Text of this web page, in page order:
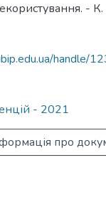
-
handle/
- 2021
про